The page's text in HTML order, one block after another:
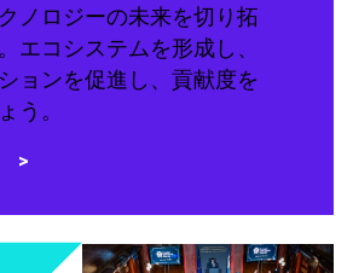
ノロジーの未来を切り拓
エコシステムを形成し、
ョンを促進し、貢献度を
う。